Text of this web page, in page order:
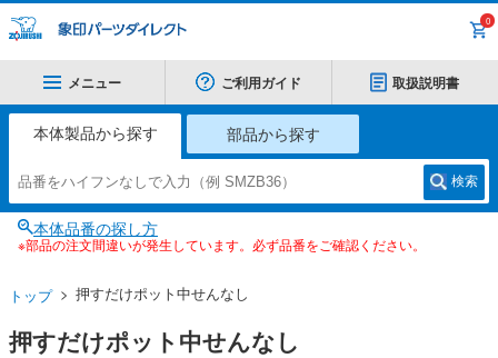
0
メニュー ご利用ガイド 取扱説明書
本体製品から探す 部品から探す
検索
本体品番の探し方
※部品の注文間違いが発生しています。必ず品番をご確認ください。
トップ 押すだけポット中せんなし
押すだけポット中せんなし